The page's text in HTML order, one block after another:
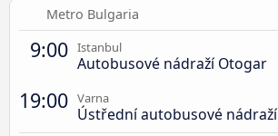
Metro Bulgaria
9:00 Istanbul
Autobusové nádraží Otogar
19:00 Varna
Ústřední autobusové nádraží